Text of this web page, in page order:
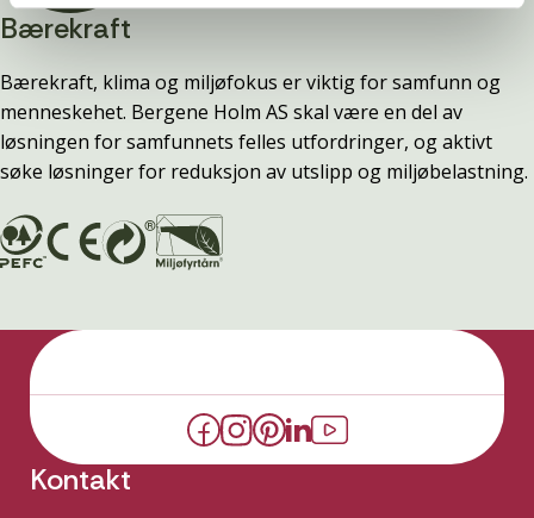
Bærekraft
Bærekraft, klima og miljøfokus er viktig for samfunn og
menneskehet. Bergene Holm AS skal være en del av
løsningen for samfunnets felles utfordringer, og aktivt
søke løsninger for reduksjon av utslipp og miljøbelastning.
Kontakt